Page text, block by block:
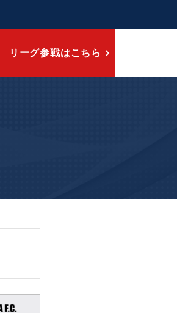
リーグ参戦はこちら